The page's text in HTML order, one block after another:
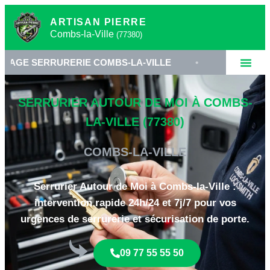
ARTISAN PIERRE
Combs-la-Ville (77380)
COMBS-LA-VILLE • SERRURIER 77380
SERRURIER AUTOUR DE MOI À COMBS-
LA-VILLE (77380)
COMBS-LA-VILLE
Serrurier Autour de Moi à Combs-la-Ville :
intervention rapide 24h/24 et 7j/7 pour vos
urgences de serrurerie et sécurisation de porte.
09 77 55 55 50